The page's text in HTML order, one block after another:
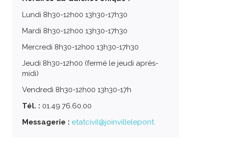
Lundi 8h30-12h00 13h30-17h30
Mardi 8h30-12h00 13h30-17h30
Mercredi 8h30-12h00 13h30-17h30
Jeudi 8h30-12h00 (fermé le jeudi après-
midi)
Vendredi 8h30-12h00 13h30-17h
Tél. : 01.49.76.60.00
Messagerie : etatcivil@joinvillelepont.